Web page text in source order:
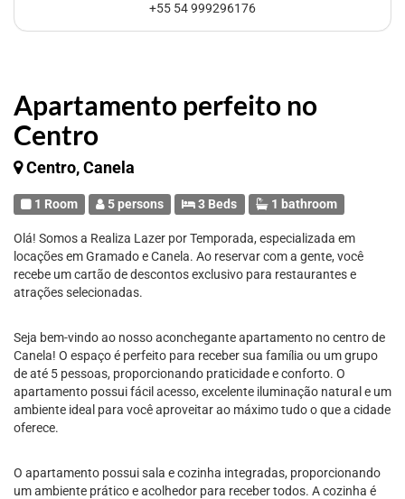
Apartamento perfeito no
Centro
Centro, Canela
1 Room 5 persons 3 Beds 1 bathroom
Olá! Somos a Realiza Lazer por Temporada, especializada em
locações em Gramado e Canela. Ao reservar com a gente, você
recebe um cartão de descontos exclusivo para restaurantes e
atrações selecionadas.
Seja bem-vindo ao nosso aconchegante apartamento no centro de
Canela! O espaço é perfeito para receber sua família ou um grupo
de até 5 pessoas, proporcionando praticidade e conforto. O
apartamento possui fácil acesso, excelente iluminação natural e um
ambiente ideal para você aproveitar ao máximo tudo o que a cidade
oferece.
O apartamento possui sala e cozinha integradas, proporcionando
um ambiente prático e acolhedor para receber todos. A cozinha é
+55 54 999296176